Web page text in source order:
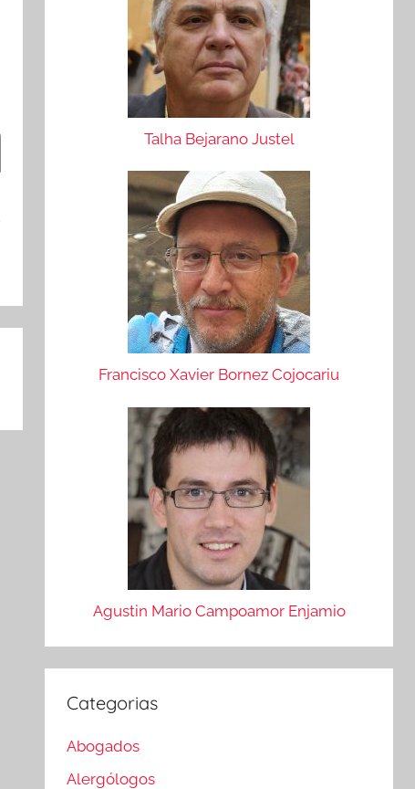
Talha Bejarano Justel
Francisco Xavier Bornez Cojocariu
Agustin Mario Campoamor Enjamio
Categorias
Abogados
Alergólogos